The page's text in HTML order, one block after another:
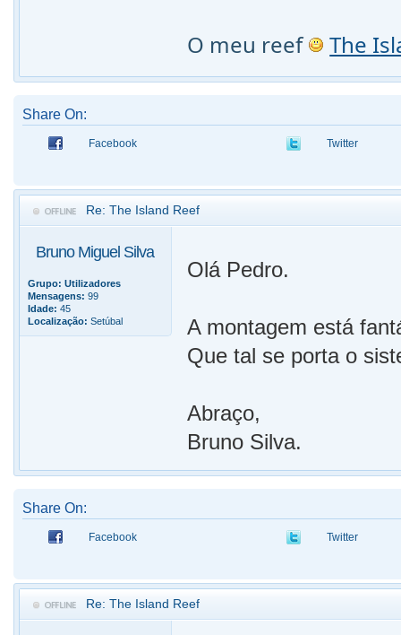
O meu reef
The
Share On:
Facebook Twitter
Re: The Island Reef
Bruno Miguel Silva
Grupo: Utilizadores
Mensagens: 99
Idade: 45
Localização: Setúbal
Olá Pedro.
A montagem está
Que tal se porta o
Abraço,
Bruno Silva.
Share On:
Facebook Twitter
Re: The Island Reef